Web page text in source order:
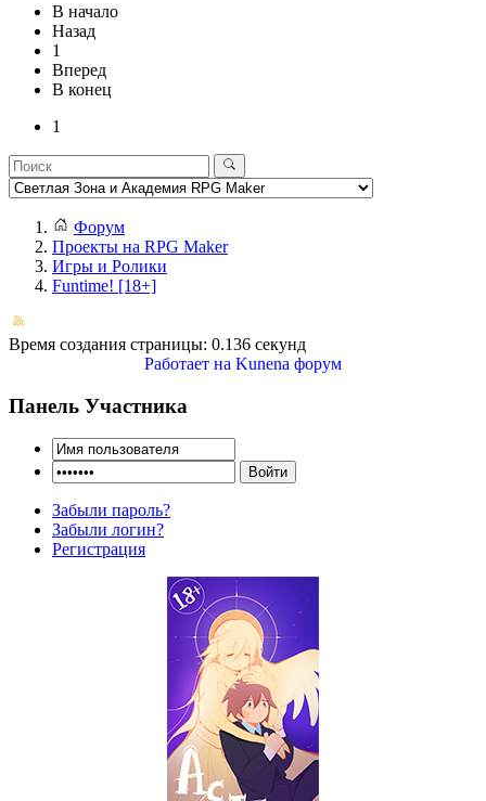
В начало
Назад
1
Вперед
В конец
1
Форум
Проекты на RPG Maker
Игры и Ролики
Funtime! [18+]
Время создания страницы: 0.136 секунд
Работает на Kunena форум
Панель Участника
Забыли пароль?
Забыли логин?
Регистрация